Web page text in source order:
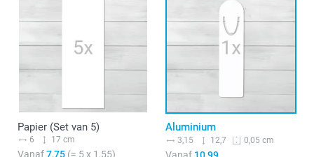
Papier (Set van 5)
6 17 cm
Vanaf7,75 (= 5 x 1,55)
Aluminium
3,15 12,7 0,05 cm